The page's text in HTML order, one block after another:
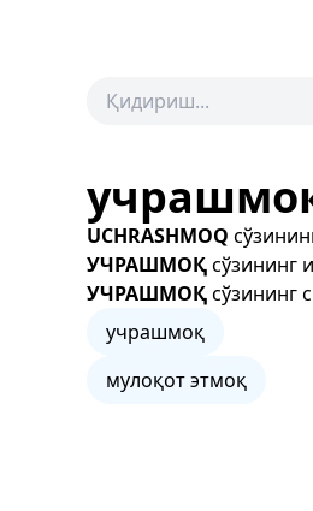
UCHRASHMOQ
УЧРАШМОҚсўзининг
УЧРАШМОҚсўзининг
учрашмоқ
мулоқот этмоқ